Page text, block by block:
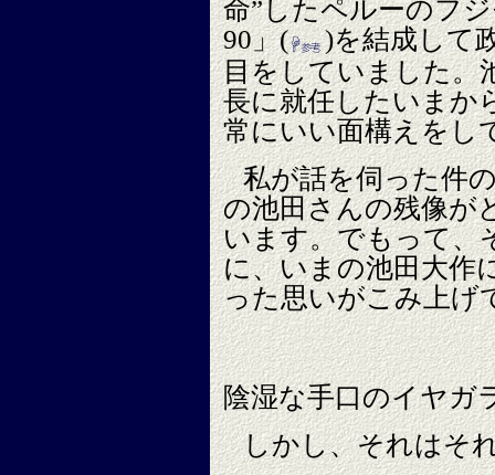
命”したペルーのフ
90」(
)を結成して
目をしていました。
長に就任したいまか
常にいい面構えをし
私が話を伺った件
の池田さんの残像が
います。でもって、
に、いまの池田大作
った思いがこみ上げ
陰湿な手口のイヤガ
しかし、それはそ